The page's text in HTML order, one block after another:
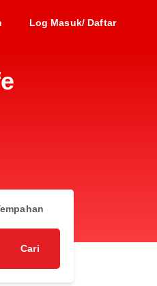
Log Masuk/ Daftar
Cari